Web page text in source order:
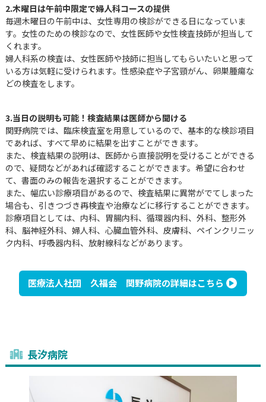
2.木曜日は午前中限定で婦人科コースの提供
毎週木曜日の午前中は、女性専用の検診ができる日になっていま
す。女性のための検診なので、女性医師や女性検査技師が担当して
くれます。
婦人科系の検査は、女性医師や技師に担当してもらいたいと思って
いる方は気軽に受けられます。性感染症や子宮頸がん、卵巣腫瘍な
どの検査をします。
3.当日の説明も可能！検査結果は医師から聞ける
関野病院では、臨床検査室を用意しているので、基本的な検診項目
であれば、すべて早めに結果を出すことができます。
また、検査結果の説明は、医師から直接説明を受けることができる
ので、疑問などがあれば確認することができます。希望に合わせ
て、書面のみの報告を選択することができます。
また、幅広い診療項目があるので、検査結果に異常がでてしまった
場合も、引きつづき再検査や治療などに移行することができます。
診療項目としては、内科、胃腸内科、循環器内科、外科、整形外
科、脳神経外科、婦人科、心臓血管外科、皮膚科、ペインクリニッ
ク内科、呼吸器内科、放射線科などがあります。
医療法人社団 久福会 関野病院の詳細はこちら
長汐病院